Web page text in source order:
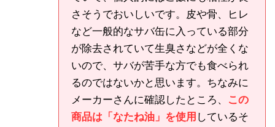
さそうでおいしいです。皮や骨、ヒレ
など一般的なサバ缶に入っている部分
が除去されていて生臭さなどが全くな
いので、サバが苦手な方でも食べられ
るのではないかと思います。ちなみに
メーカーさんに確認したところ、 この
商品は「なたね油」を使用 しているそ